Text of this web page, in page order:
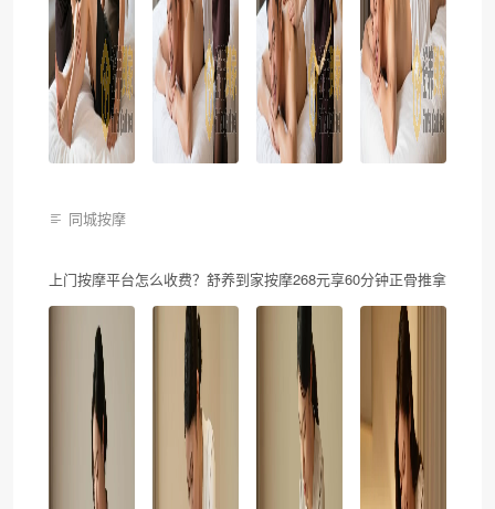
同城按摩
上门按摩平台怎么收费？舒养到家按摩268元享60分钟正骨推拿